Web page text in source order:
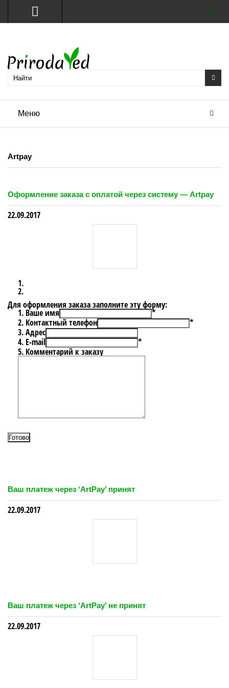
Меню
Artpay
Оформление заказа с оплатой через систему — Artpay
22.09.2017
Для оформления заказа заполните эту форму:
Ваше имя
*
Контактный телефон
*
Адрес
E-mail
*
Комментарий к заказу
Ваш платеж через ‘ArtPay’ принят
22.09.2017
Ваш платеж через ‘ArtPay’ не принят
22.09.2017